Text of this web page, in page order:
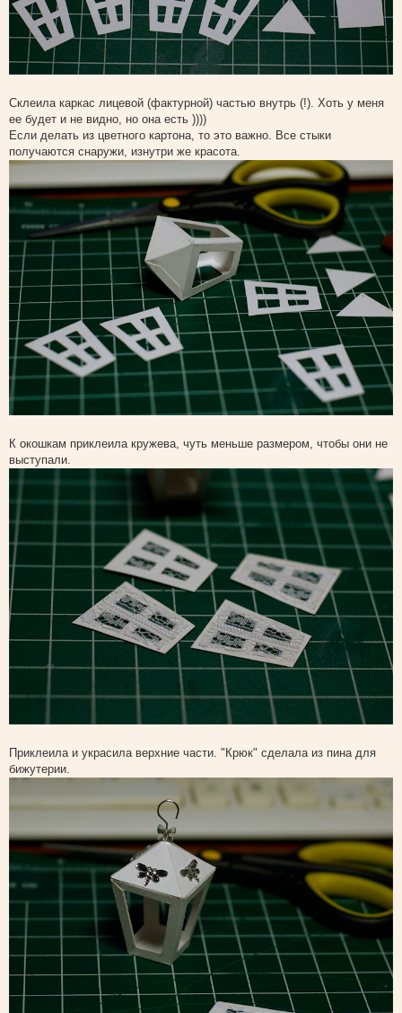
Склеила каркас лицевой (фактурной) частью внутрь (!). Хоть у меня
ее будет и не видно, но она есть ))))
Если делать из цветного картона, то это важно. Все стыки
получаются снаружи, изнутри же красота.
К окошкам приклеила кружева, чуть меньше размером, чтобы они не
выступали.
Приклеила и украсила верхние части. "Крюк" сделала из пина для
бижутерии.